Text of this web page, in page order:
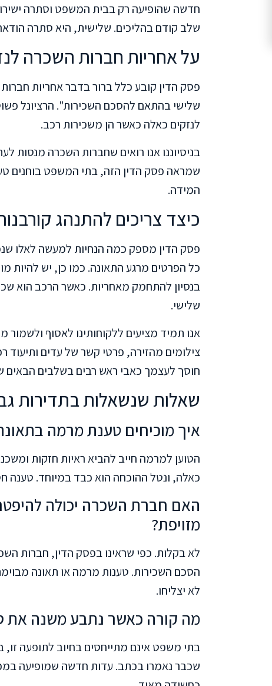
חדשה שהופיעה רק בבית המשפט וסתרה
שלב קודם בהליכים. שלישית, היא סתרה
על אחריות חברות השכרה
פסק הדין קובע כלל ברור בדבר אחריות
שלישי בהתאם להסכם השכירות". הרציונל
לנזקים כאלה כאשר הן משכירות רכב.
בניסיוננו אנו רואים שחברות השכרה מנסות
שמראה פסק הדין הזה, בתי המשפט בוחנים
המידה.
כיצד צריכים להתנהג
פסק הדין מספק כמה הנחיות למעשה לאלו
כל הפרטים מרגע התאונה. כמו כן, יש להיות
בנסיון להתחמק מאחריות. כאשר הרכב הוא
שלישי.
אנו תמיד מציעים ללקוחותינו לאסוף
צילומים מהזירה, פרטי קשר של עדים
חוסך לעצמך כאבי ראש רבים בשלבים הבאים
שאלות שנשאלות בתדירות
איך מוכיחים טענת מרמה
הטוען למרמה חייב להביא ראיות חזקות
כאלה, ונטל ההוכחה הוא כבד במיוחד. טענה
האם חברת השכרה יכולה
מזויפת?
לא בקלות. כפי שראינו בפסק הדין, חברות
הסכם השכירות. טענות מרמה או תאונה
לא יצליחו.
מה קורה כאשר נתבע משנה את
בתי משפט אינם מתייחסים בחיוב לתופעה
שכבר נאמרו בכתב. עדות חדשה שמופיעה